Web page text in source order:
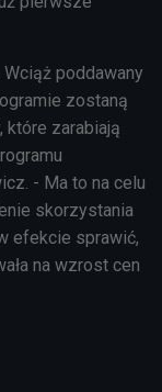
poddawany
zostaną
które zarabiają
- Ma to na celu
skorzystania
efekcie sprawić,
na wzrost cen